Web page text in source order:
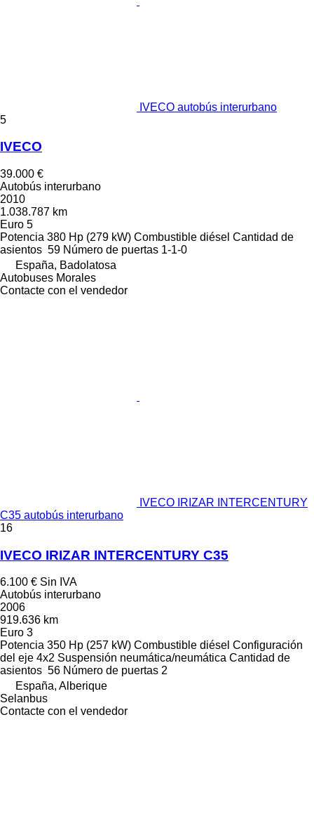
IVECO autobús interurbano
5
IVECO
39.000 €
Autobús interurbano
2010
1.038.787 km
Euro 5
Potencia 380 Hp (279 kW) Combustible diésel Cantidad de
asientos 59 Número de puertas 1-1-0
España, Badolatosa
Autobuses Morales
Contacte con el vendedor
IVECO IRIZAR INTERCENTURY
C35 autobús interurbano
16
IVECO IRIZAR INTERCENTURY C35
6.100 € Sin IVA
Autobús interurbano
2006
919.636 km
Euro 3
Potencia 350 Hp (257 kW) Combustible diésel Configuración
del eje 4x2 Suspensión neumática/neumática Cantidad de
asientos 56 Número de puertas 2
España, Alberique
Selanbus
Contacte con el vendedor